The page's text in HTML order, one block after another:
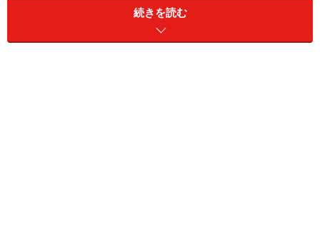
続きを読む